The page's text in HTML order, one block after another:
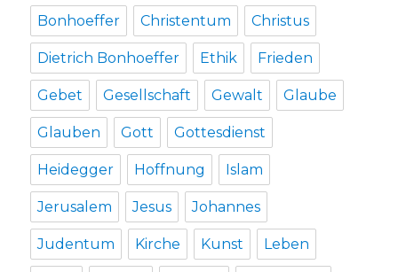
Bonhoeffer Christentum Christus
Dietrich Bonhoeffer Ethik Frieden
Gebet Gesellschaft Gewalt Glaube
Glauben Gott Gottesdienst
Heidegger Hoffnung Islam
Jerusalem Jesus Johannes
Judentum Kirche Kunst Leben